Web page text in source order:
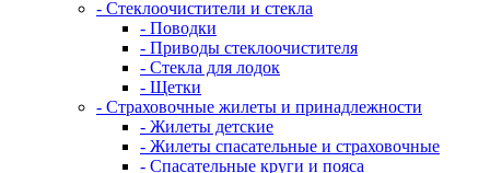
- Стеклоочистители и стекла
- Поводки
- Приводы стеклоочистителя
- Стекла для лодок
- Щетки
- Страховочные жилеты и принадлежности
- Жилеты детские
- Жилеты спасательные и страховочные
- Спасательные круги и пояса